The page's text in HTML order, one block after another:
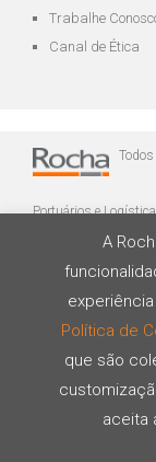
Trabalhe
Canal de Ética
Todos
Portuários e Logística
Desenvolvido por
A
Política de
que são
aceita